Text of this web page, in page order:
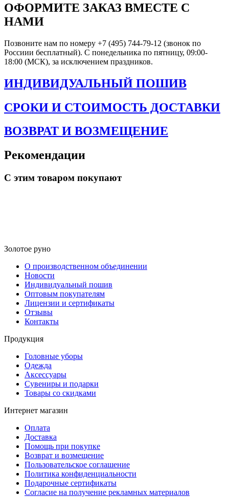
ОФОРМИТЕ ЗАКАЗ ВМЕСТЕ С
НАМИ
Позвоните нам по номеру +7 (495) 744-79-12 (звонок по
Россиии бесплатный). С понедельника по пятницу, 09:00-
18:00 (МСК), за исключением праздников.
ИНДИВИДУАЛЬНЫЙ ПОШИВ
СРОКИ И СТОИМОСТЬ ДОСТАВКИ
ВОЗВРАТ И ВОЗМЕЩЕНИЕ
Рекомендации
С этим товаром покупают
Золотое руно
О производственном объединении
Новости
Индивидуальный пошив
Оптовым покупателям
Лицензии и сертификаты
Отзывы
Контакты
Продукция
Головные уборы
Одежда
Аксессуары
Сувениры и подарки
Товары со скидками
Интернет магазин
Оплата
Доставка
Помощь при покупке
Возврат и возмещение
Пользовательское соглашение
Политика конфиденциальности
Подарочные сертификаты
Согласие на получение рекламных материалов